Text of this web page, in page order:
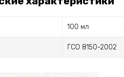
100 мл
ГСО 8150-2002